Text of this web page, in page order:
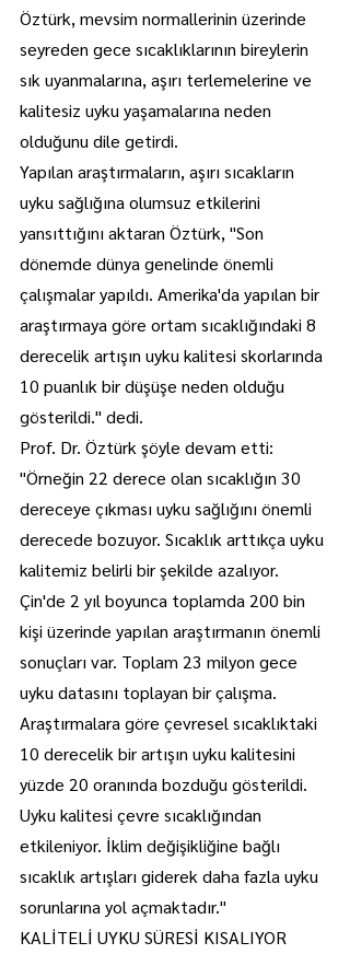
Öztürk, mevsim normallerinin üzerinde
seyreden gece sıcaklıklarının bireylerin
sık uyanmalarına, aşırı terlemelerine ve
kalitesiz uyku yaşamalarına neden
olduğunu dile getirdi.
Yapılan araştırmaların, aşırı sıcakların
uyku sağlığına olumsuz etkilerini
yansıttığını aktaran Öztürk, "Son
dönemde dünya genelinde önemli
çalışmalar yapıldı. Amerika'da yapılan bir
araştırmaya göre ortam sıcaklığındaki 8
derecelik artışın uyku kalitesi skorlarında
10 puanlık bir düşüşe neden olduğu
gösterildi." dedi.
Prof. Dr. Öztürk şöyle devam etti:
"Örneğin 22 derece olan sıcaklığın 30
dereceye çıkması uyku sağlığını önemli
derecede bozuyor. Sıcaklık arttıkça uyku
kalitemiz belirli bir şekilde azalıyor.
Çin'de 2 yıl boyunca toplamda 200 bin
kişi üzerinde yapılan araştırmanın önemli
sonuçları var. Toplam 23 milyon gece
uyku datasını toplayan bir çalışma.
Araştırmalara göre çevresel sıcaklıktaki
10 derecelik bir artışın uyku kalitesini
yüzde 20 oranında bozduğu gösterildi.
Uyku kalitesi çevre sıcaklığından
etkileniyor. İklim değişikliğine bağlı
sıcaklık artışları giderek daha fazla uyku
sorunlarına yol açmaktadır."
KALİTELİ UYKU SÜRESİ KISALIYOR